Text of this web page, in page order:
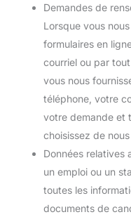
Demandes de
Lorsque vous
formulaires en
courriel ou par
vous nous
téléphone, votre
votre demande et
choisissez de
Données relatives
un emploi ou un
toutes les
documents de